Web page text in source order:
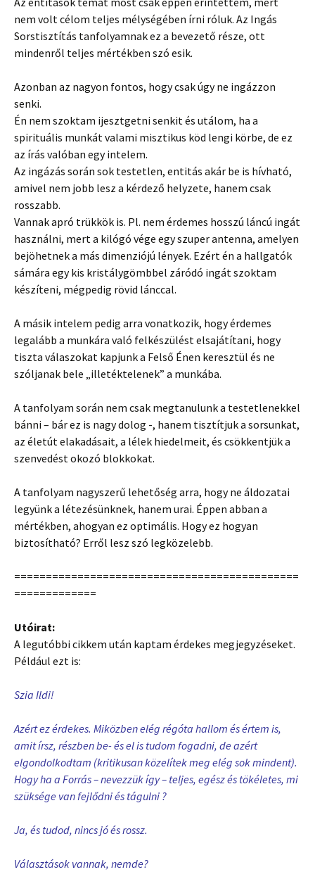
nem volt célom teljes mélységében írni róluk. Az Ingás
Sorstisztítás tanfolyamnak ez a bevezető része, ott
mindenről teljes mértékben szó esik.
Azonban az nagyon fontos, hogy csak úgy ne ingázzon
senki.
Én nem szoktam ijesztgetni senkit és utálom, ha a
spirituális munkát valami misztikus köd lengi körbe, de ez
az írás valóban egy intelem.
Az ingázás során sok testetlen, entitás akár be is hívható,
amivel nem jobb lesz a kérdező helyzete, hanem csak
rosszabb.
Vannak apró trükkök is. Pl. nem érdemes hosszú láncú ingát
használni, mert a kilógó vége egy szuper antenna, amelyen
bejöhetnek a más dimenziójú lények. Ezért én a hallgatók
sámára egy kis kristálygömbbel záródó ingát szoktam
készíteni, mégpedig rövid lánccal.
A másik intelem pedig arra vonatkozik, hogy érdemes
legalább a munkára való felkészülést elsajátítani, hogy
tiszta válaszokat kapjunk a Felső Énen keresztül és ne
szóljanak bele „illetéktelenek” a munkába.
A tanfolyam során nem csak megtanulunk a testetlenekkel
bánni – bár ez is nagy dolog -, hanem tisztítjuk a sorsunkat,
az életút elakadásait, a lélek hiedelmeit, és csökkentjük a
szenvedést okozó blokkokat.
A tanfolyam nagyszerű lehetőség arra, hogy ne áldozatai
legyünk a létezésünknek, hanem urai. Éppen abban a
mértékben, ahogyan ez optimális. Hogy ez hogyan
biztosítható? Erről lesz szó legközelebb.
=============================================
=============
Utóirat:
A legutóbbi cikkem után kaptam érdekes megjegyzéseket.
Például ezt is:
Szia Ildi!
Azért ez érdekes. Miközben elég régóta hallom és értem is,
amit írsz, részben be- és el is tudom fogadni, de azért
elgondolkodtam (kritikusan közelítek meg elég sok mindent).
Hogy ha a Forrás – nevezzük így – teljes, egész és tökéletes, mi
szüksége van fejlődni és tágulni ?
Ja, és tudod, nincs jó és rossz.
Választások vannak, nemde?